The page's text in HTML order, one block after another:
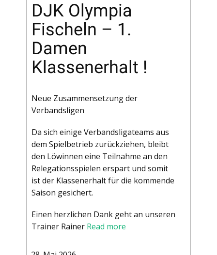
DJK Olympia
Fischeln – 1.
Damen
Klassenerhalt !
Neue Zusammensetzung der
Verbandsligen
Da sich einige Verbandsligateams aus
dem Spielbetrieb zurückziehen, bleibt
den Löwinnen eine Teilnahme an den
Relegationsspielen erspart und somit
ist der Klassenerhalt für die kommende
Saison gesichert.
Einen herzlichen Dank geht an unseren
Trainer Rainer Read more